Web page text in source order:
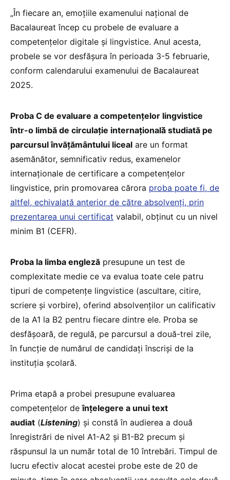
„În fiecare an, emoțiile examenului național de
Bacalaureat încep cu probele de evaluare a
competențelor digitale și lingvistice. Anul acesta,
probele se vor desfășura în perioada 3-5 februarie,
conform calendarului examenului de Bacalaureat
2025.
Proba C de evaluare a competențelor lingvistice
într-o limbă de circulație internațională̆ studiată pe
parcursul învățământului liceal are un format
asemănător, semnificativ redus, examenelor
internaționale de certificare a competențelor
lingvistice, prin promovarea cărora proba poate fi, de
altfel, echivalată anterior de către absolvenți, prin
prezentarea unui certificat valabil, obținut cu un nivel
minim B1 (CEFR).
Proba la limba engleză presupune un test de
complexitate medie ce va evalua toate cele patru
tipuri de competențe lingvistice (ascultare, citire,
scriere și vorbire), oferind absolvenților un calificativ
de la A1 la B2 pentru fiecare dintre ele. Proba se
desfășoară, de regulă, pe parcursul a două-trei zile,
în funcție de numărul de candidați înscriși de la
instituția școlară.
Prima etapă a probei presupune evaluarea
competențelor deînțelegere a unui text
audiat (Listening) și constă în audierea a două
înregistrări de nivel A1-A2 și B1-B2 precum și
răspunsul la un număr total de 10 întrebări. Timpul de
lucru efectiv alocat acestei probe este de 20 de